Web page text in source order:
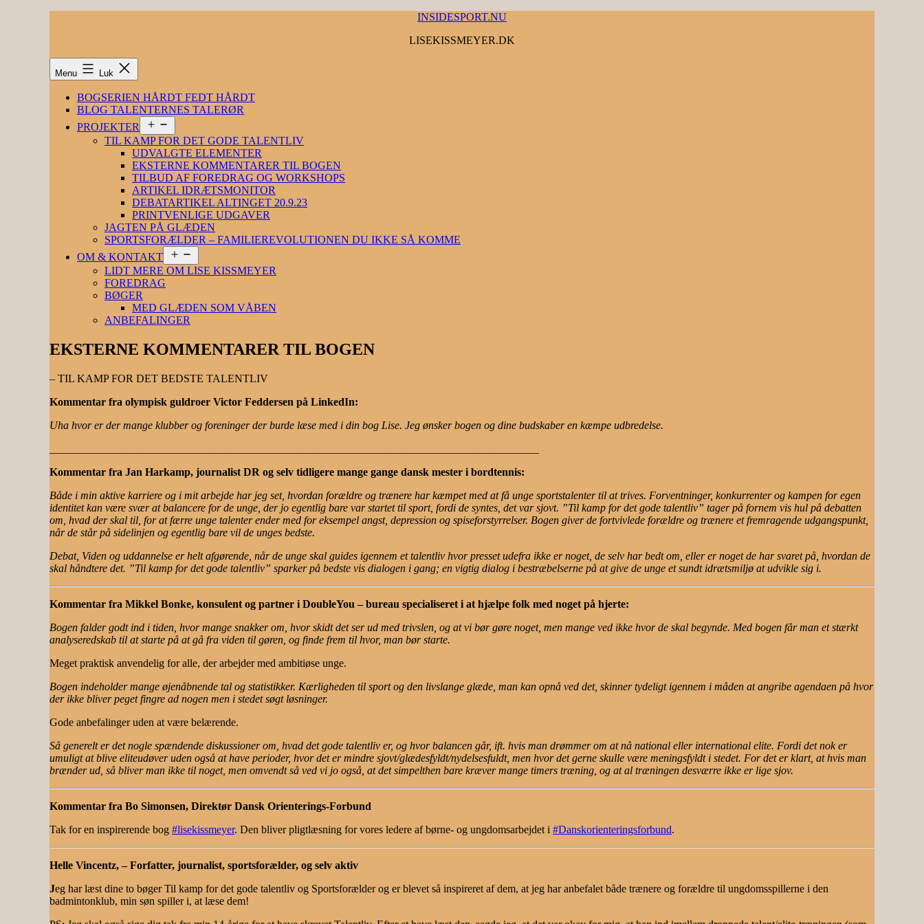
INSIDESPORT.NU
LISEKISSMEYER.DK
Menu Luk
BOGSERIEN HÅRDT FEDT HÅRDT
BLOG TALENTERNES TALERØR
PROJEKTER
menu
TIL KAMP FOR DET GODE TALENTLIV
UDVALGTE ELEMENTER
EKSTERNE KOMMENTARER TIL BOGEN
TILBUD AF FOREDRAG OG WORKSHOPS
ARTIKEL IDRÆTSMONITOR
DEBATARTIKEL ALTINGET 20.9.23
PRINTVENLIGE UDGAVER
JAGTEN PÅ GLÆDEN
SPORTSFORÆLDER – FAMILIEREVOLUTIONEN DU IKKE SÅ KOMME
OM & KONTAKT
menu
LIDT MERE OM LISE KISSMEYER
FOREDRAG
BØGER
MED GLÆDEN SOM VÅBEN
ANBEFALINGER
EKSTERNE KOMMENTARER TIL BOGEN
– TIL KAMP FOR DET BEDSTE TALENTLIV
Kommentar fra olympisk guldroer Victor Feddersen på LinkedIn:
Uha hvor er der mange klubber og foreninger der burde læse med i din bog Lise. Jeg ønsker bogen og dine budskaber en kæmpe udbredelse.
Kommentar fra Jan Harkamp, journalist DR og selv tidligere mange gange dansk mester i bordtennis:
Både i min aktive karriere og i mit arbejde har jeg set, hvordan forældre og trænere har kæmpet med at få unge sportstalenter til at trives. Forventninger, konkurrenter og kampen for egen
identitet kan være svær at balancere for de unge, der jo egentlig bare var startet til sport, fordi de syntes, det var sjovt. ”Til kamp for det gode talentliv” tager på fornem vis hul på debatten
om, hvad der skal til, for at færre unge talenter ender med for eksempel angst, depression og spiseforstyrrelser. Bogen giver de fortvivlede forældre og trænere et fremragende udgangspunkt,
når de står på sidelinjen og egentlig bare vil de unges bedste.
Debat, Viden og uddannelse er helt afgørende, når de unge skal guides igennem et talentliv hvor presset udefra ikke er noget, de selv har bedt om, eller er noget de har svaret på, hvordan de
skal håndtere det. ”Til kamp for det gode talentliv” sparker på bedste vis dialogen i gang; en vigtig dialog i bestræbelserne på at give de unge et sundt idrætsmiljø at udvikle sig i.
Kommentar fra Mikkel Bonke, konsulent og partner i DoubleYou – bureau specialiseret i at hjælpe folk med noget på hjerte:
Bogen falder godt ind i tiden, hvor mange snakker om, hvor skidt det ser ud med trivslen, og at vi bør gøre noget, men mange ved ikke hvor de skal begynde. Med bogen får man et stærkt
analyseredskab til at starte på at gå fra viden til gøren, og finde frem til hvor, man bør starte.
Meget praktisk anvendelig for alle, der arbejder med ambitiøse unge.
Bogen indeholder mange øjenåbnende tal og statistikker. Kærligheden til sport og den livslange glæde, man kan opnå ved det, skinner tydeligt igennem i måden at angribe agendaen på hvor
der ikke bliver peget fingre ad nogen men i stedet søgt løsninger.
Gode anbefalinger uden at være belærende.
Så generelt er det nogle spændende diskussioner om, hvad det gode talentliv er, og hvor balancen går, ift. hvis man drømmer om at nå national eller international elite. Fordi det nok er
umuligt at blive eliteudøver uden også at have perioder, hvor det er mindre sjovt/glædesfyldt/nydelsesfuldt, men hvor det gerne skulle være meningsfyldt i stedet. For det er klart, at hvis man
brænder ud, så bliver man ikke til noget, men omvendt så ved vi jo også, at det simpelthen bare kræver mange timers træning, og at al træningen desværre ikke er lige sjov.
Kommentar fra Bo Simonsen, Direktør Dansk Orienterings-Forbund
Tak for en inspirerende bog #lisekissmeyer. Den bliver pligtlæsning for vores ledere af børne- og ungdomsarbejdet i #Danskorienteringsforbund.
Helle Vincentz, – Forfatter, journalist, sportsforælder, og selv aktiv
Jeg har læst dine to bøger Til kamp for det gode talentliv og Sportsforælder og er blevet så inspireret af dem, at jeg har anbefalet både trænere og forældre til ungdomsspillerne i den
badmintonklub, min søn spiller i, at læse dem!